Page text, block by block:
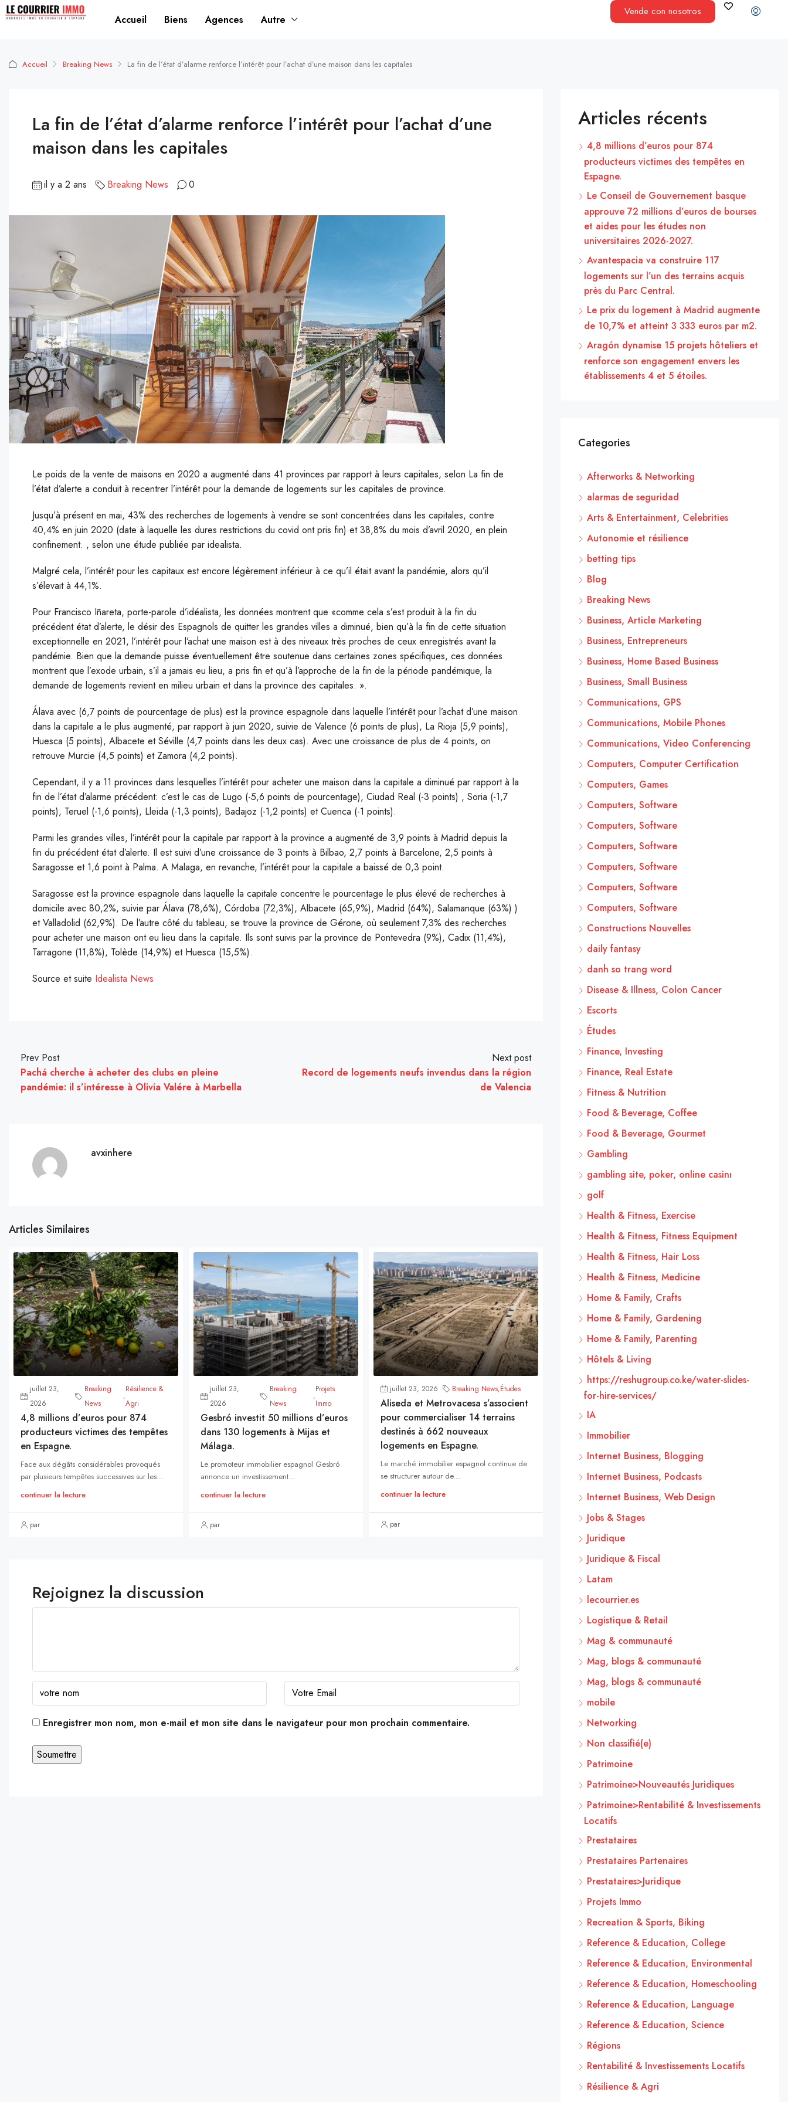
Accueil Biens Agences Autre
Vende con nosotros
Accueil Breaking News La fin de l’état d’alarme renforce l’intérêt pour l’achat d’une maison dans les capitales
La fin de l’état d’alarme renforce l’intérêt pour l’achat d’une
maison dans les capitales
il y a 2 ans Breaking News 0
Le poids de la vente de maisons en 2020 a augmenté dans 41 provinces par rapport à leurs capitales, selon La fin de
l’état d’alerte a conduit à recentrer l’intérêt pour la demande de logements sur les capitales de province.
Jusqu’à présent en mai, 43% des recherches de logements à vendre se sont concentrées dans les capitales, contre
40,4% en juin 2020 (date à laquelle les dures restrictions du covid ont pris fin) et 38,8% du mois d’avril 2020, en plein
confinement. , selon une étude publiée par idealista.
Malgré cela, l’intérêt pour les capitaux est encore légèrement inférieur à ce qu’il était avant la pandémie, alors qu’il
s’élevait à 44,1%.
Pour Francisco Iñareta, porte-parole d’idéalista, les données montrent que «comme cela s’est produit à la fin du
précédent état d’alerte, le désir des Espagnols de quitter les grandes villes a diminué, bien qu’à la fin de cette situation
exceptionnelle en 2021, l’intérêt pour l’achat une maison est à des niveaux très proches de ceux enregistrés avant la
pandémie. Bien que la demande puisse éventuellement être soutenue dans certaines zones spécifiques, ces données
montrent que l’exode urbain, s’il a jamais eu lieu, a pris fin et qu’à l’approche de la fin de la période pandémique, la
demande de logements revient en milieu urbain et dans la province des capitales. ».
Álava avec (6,7 points de pourcentage de plus) est la province espagnole dans laquelle l’intérêt pour l’achat d’une maison
dans la capitale a le plus augmenté, par rapport à juin 2020, suivie de Valence (6 points de plus), La Rioja (5,9 points),
Huesca (5 points), Albacete et Séville (4,7 points dans les deux cas). Avec une croissance de plus de 4 points, on
retrouve Murcie (4,5 points) et Zamora (4,2 points).
Cependant, il y a 11 provinces dans lesquelles l’intérêt pour acheter une maison dans la capitale a diminué par rapport à la
fin de l’état d’alarme précédent: c’est le cas de Lugo (-5,6 points de pourcentage), Ciudad Real (-3 points) , Soria (-1,7
points), Teruel (-1,6 points), Lleida (-1,3 points), Badajoz (-1,2 points) et Cuenca (-1 points).
Parmi les grandes villes, l’intérêt pour la capitale par rapport à la province a augmenté de 3,9 points à Madrid depuis la
fin du précédent état d’alerte. Il est suivi d’une croissance de 3 points à Bilbao, 2,7 points à Barcelone, 2,5 points à
Saragosse et 1,6 point à Palma. A Malaga, en revanche, l’intérêt pour la capitale a baissé de 0,3 point.
Saragosse est la province espagnole dans laquelle la capitale concentre le pourcentage le plus élevé de recherches à
domicile avec 80,2%, suivie par Álava (78,6%), Córdoba (72,3%), Albacete (65,9%), Madrid (64%), Salamanque (63%) )
et Valladolid (62,9%). De l’autre côté du tableau, se trouve la province de Gérone, où seulement 7,3% des recherches
pour acheter une maison ont eu lieu dans la capitale. Ils sont suivis par la province de Pontevedra (9%), Cadix (11,4%),
Tarragone (11,8%), Tolède (14,9%) et Huesca (15,5%).
Source et suite Idealista News
Prev Post
Pachá cherche à acheter des clubs en pleine
pandémie: il s’intéresse à Olivia Valére à Marbella
Next post
Record de logements neufs invendus dans la région
de Valencia
avxinhere
Articles Similaires
juillet 23,
2026
Breaking
News
,
Résilience &
Agri
4,8 millions d’euros pour 874
producteurs victimes des tempêtes
en Espagne.
Face aux dégâts considérables provoqués
par plusieurs tempêtes successives sur les...
continuer la lecture
par
juillet 23,
2026
Breaking
News
,
Projets
Immo
Gesbró investit 50 millions d’euros
dans 130 logements à Mijas et
Málaga.
Le promoteur immobilier espagnol Gesbró
annonce un investissement...
continuer la lecture
par
juillet 23, 2026 Breaking News,Études
Aliseda et Metrovacesa s’associent
pour commercialiser 14 terrains
destinés à 662 nouveaux
logements en Espagne.
Le marché immobilier espagnol continue de
se structurer autour de...
continuer la lecture
par
Rejoignez la discussion
Enregistrer mon nom, mon e-mail et mon site dans le navigateur pour mon prochain commentaire.
Articles récents
4,8 millions d’euros pour 874
producteurs victimes des tempêtes en
Espagne.
Le Conseil de Gouvernement basque
approuve 72 millions d’euros de bourses
et aides pour les études non
universitaires 2026-2027.
Avantespacia va construire 117
logements sur l’un des terrains acquis
près du Parc Central.
Le prix du logement à Madrid augmente
de 10,7% et atteint 3 333 euros par m2.
Aragón dynamise 15 projets hôteliers et
renforce son engagement envers les
établissements 4 et 5 étoiles.
Categories
Afterworks & Networking
alarmas de seguridad
Arts & Entertainment, Celebrities
Autonomie et résilience
betting tips
Blog
Breaking News
Business, Article Marketing
Business, Entrepreneurs
Business, Home Based Business
Business, Small Business
Communications, GPS
Communications, Mobile Phones
Communications, Video Conferencing
Computers, Computer Certification
Computers, Games
Computers, Software
Computers, Software
Computers, Software
Computers, Software
Computers, Software
Computers, Software
Constructions Nouvelles
daily fantasy
danh so trang word
Disease & Illness, Colon Cancer
Escorts
Études
Finance, Investing
Finance, Real Estate
Fitness & Nutrition
Food & Beverage, Coffee
Food & Beverage, Gourmet
Gambling
gambling site, poker, online casinı
golf
Health & Fitness, Exercise
Health & Fitness, Fitness Equipment
Health & Fitness, Hair Loss
Health & Fitness, Medicine
Home & Family, Crafts
Home & Family, Gardening
Home & Family, Parenting
Hôtels & Living
https://reshugroup.co.ke/water-slides-
for-hire-services/
IA
Immobilier
Internet Business, Blogging
Internet Business, Podcasts
Internet Business, Web Design
Jobs & Stages
Juridique
Juridique & Fiscal
Latam
lecourrier.es
Logistique & Retail
Mag & communauté
Mag, blogs & communauté
Mag, blogs & communauté
mobile
Networking
Non classifié(e)
Patrimoine
Patrimoine>Nouveautés Juridiques
Patrimoine>Rentabilité & Investissements
Locatifs
Prestataires
Prestataires Partenaires
Prestataires>Juridique
Projets Immo
Recreation & Sports, Biking
Reference & Education, College
Reference & Education, Environmental
Reference & Education, Homeschooling
Reference & Education, Language
Reference & Education, Science
Régions
Rentabilité & Investissements Locatifs
Résilience & Agri